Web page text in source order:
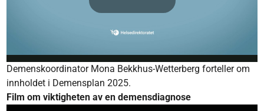
Demenskoordinator Mona Bekkhus-Wetterberg forteller om
innholdet i Demensplan 2025.
Film om viktigheten av en demensdiagnose